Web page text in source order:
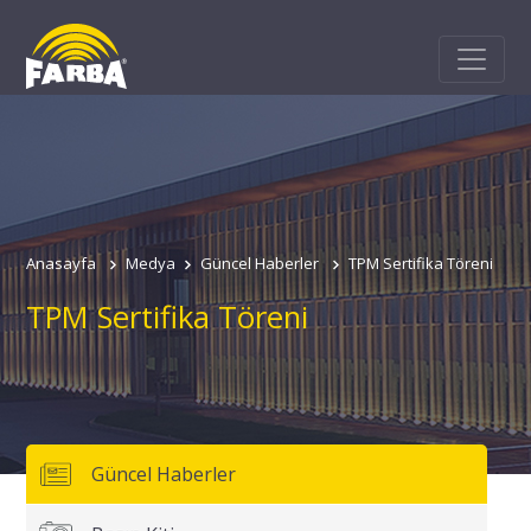
Anasayfa Medya Güncel Haberler TPM Sertifika Töreni
TPM Sertifika Töreni
Güncel Haberler
Adınız
Soyadınız